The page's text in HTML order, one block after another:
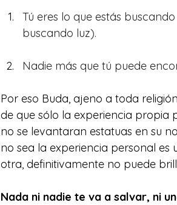
Tú eres lo que estás
buscando luz).
Nadie más que tú puede
Por eso Buda, ajeno a toda
de que sólo la experiencia propia
no se levantaran estatuas en su
no sea la experiencia personal
otra, definitivamente no puede
Nada ni nadie te va a salvar, ni